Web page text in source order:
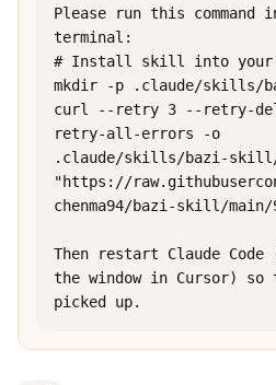
Please run this command
terminal:
# Install skill into your
mkdir -p .claude/skills/
curl --retry 3 --retry-
retry-all-errors -o
.claude/skills/bazi-skill/
"https://
chenma94/bazi-skill/main/
Then restart Claude
the window in Cursor)
picked up.